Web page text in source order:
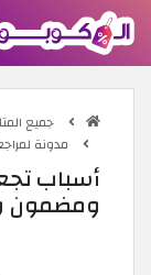
جميع
مدونة
أسباب
ومضمون